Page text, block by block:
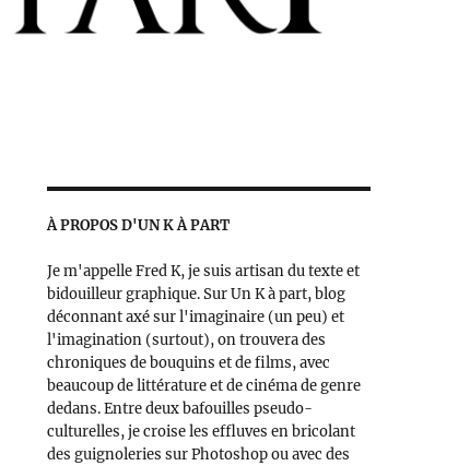
À PROPOS D'UN K À PART
Je m'appelle Fred K, je suis artisan du texte et
bidouilleur graphique. Sur Un K à part, blog
déconnant axé sur l'imaginaire (un peu) et
l'imagination (surtout), on trouvera des
chroniques de bouquins et de films, avec
beaucoup de littérature et de cinéma de genre
dedans. Entre deux bafouilles pseudo-
culturelles, je croise les effluves en bricolant
des guignoleries sur Photoshop ou avec des